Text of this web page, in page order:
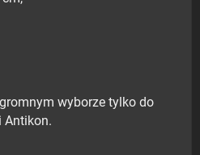
wyborze tylko do
Antikon.